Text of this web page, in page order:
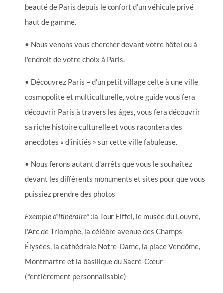
beauté de Paris depuis le confort d'un véhicule privé
haut de gamme.
• Nous venons vous chercher devant votre hôtel ou à
l'endroit de votre choix à Paris.
• Découvrez Paris – d’un petit village celte à une ville
cosmopolite et multiculturelle, votre guide vous fera
découvrir Paris à travers les âges, vous fera découvrir
sa riche histoire culturelle et vous racontera des
anecdotes « d’initiés » sur cette ville fabuleuse.
• Nous ferons autant d'arrêts que vous le souhaitez
devant les différents monuments et sites pour que vous
puissiez prendre des photos
Exemple d'itinéraire* :la Tour Eiffel, le musée du Louvre,
l'Arc de Triomphe, la célèbre avenue des Champs-
Élysées, la cathédrale Notre-Dame, la place Vendôme,
Montmartre et la basilique du Sacré-Cœur
(*entièrement personnalisable)